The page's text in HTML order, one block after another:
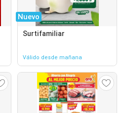
Nuevo
Surtifamiliar
Válido desde mañana